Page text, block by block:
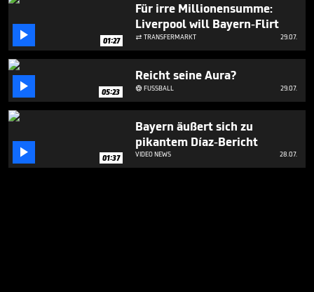
 01:27
Für irre Millionensumme:
Liverpool will Bayern-Flirt
 TRANSFERMARKT 29.07.
 05:23
Reicht seine Aura?
FUSSBALL 29.07.
 01:37
Bayern äußert sich zu
pikantem Díaz-Bericht
VIDEO NEWS 28.07.